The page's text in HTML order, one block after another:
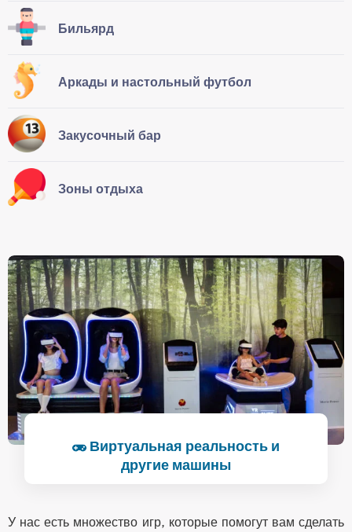
Бильярд
Аркады и настольный футбол
Закусочный бар
Зоны отдыха
Виртуальная реальность и
другие машины
У нас есть множество игр, которые помогут вам сделать